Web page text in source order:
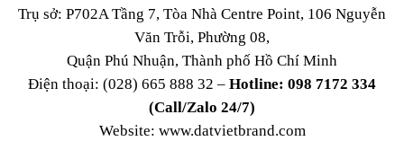
Trụ sở: P702A Tầng 7, Tòa Nhà Centre Point, 106 Nguyễn
Văn Trỗi, Phường 08,
Quận Phú Nhuận, Thành phố Hồ Chí Minh
Điện thoại: (028) 665 888 32 – Hotline: 098 7172 334
(Call/Zalo 24/7)
Website: www.datvietbrand.com